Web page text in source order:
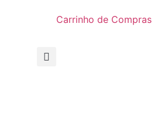
Carrinho de Compras